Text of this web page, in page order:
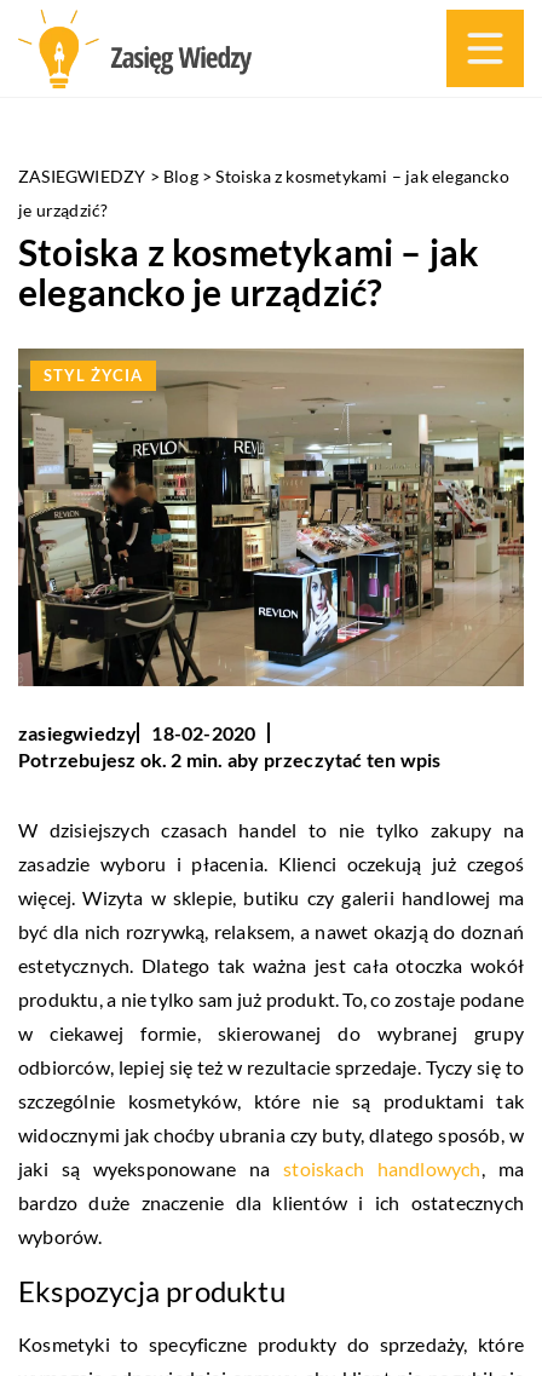
ZASIEGWIEDZY > Blog>Stoiska z kosmetykami – jak elegancko
je urządzić?
Stoiska z kosmetykami – jak
elegancko je urządzić?
STYL ŻYCIA
zasiegwiedzy
18-02-2020
Potrzebujesz ok. 2 min. aby przeczytać ten wpis
W dzisiejszych czasach handel to nie tylko zakupy na
zasadzie wyboru i płacenia. Klienci oczekują już czegoś
więcej. Wizyta w sklepie, butiku czy galerii handlowej ma
być dla nich rozrywką, relaksem, a nawet okazją do doznań
estetycznych. Dlatego tak ważna jest cała otoczka wokół
produktu, a nie tylko sam już produkt. To, co zostaje podane
w ciekawej formie, skierowanej do wybranej grupy
odbiorców, lepiej się też w rezultacie sprzedaje. Tyczy się to
szczególnie kosmetyków, które nie są produktami tak
widocznymi jak choćby ubrania czy buty, dlatego sposób, w
jaki są wyeksponowane nastoiskach handlowych , ma
bardzo duże znaczenie dla klientów i ich ostatecznych
wyborów.
Ekspozycja produktu
Kosmetyki to specyficzne produkty do sprzedaży, które